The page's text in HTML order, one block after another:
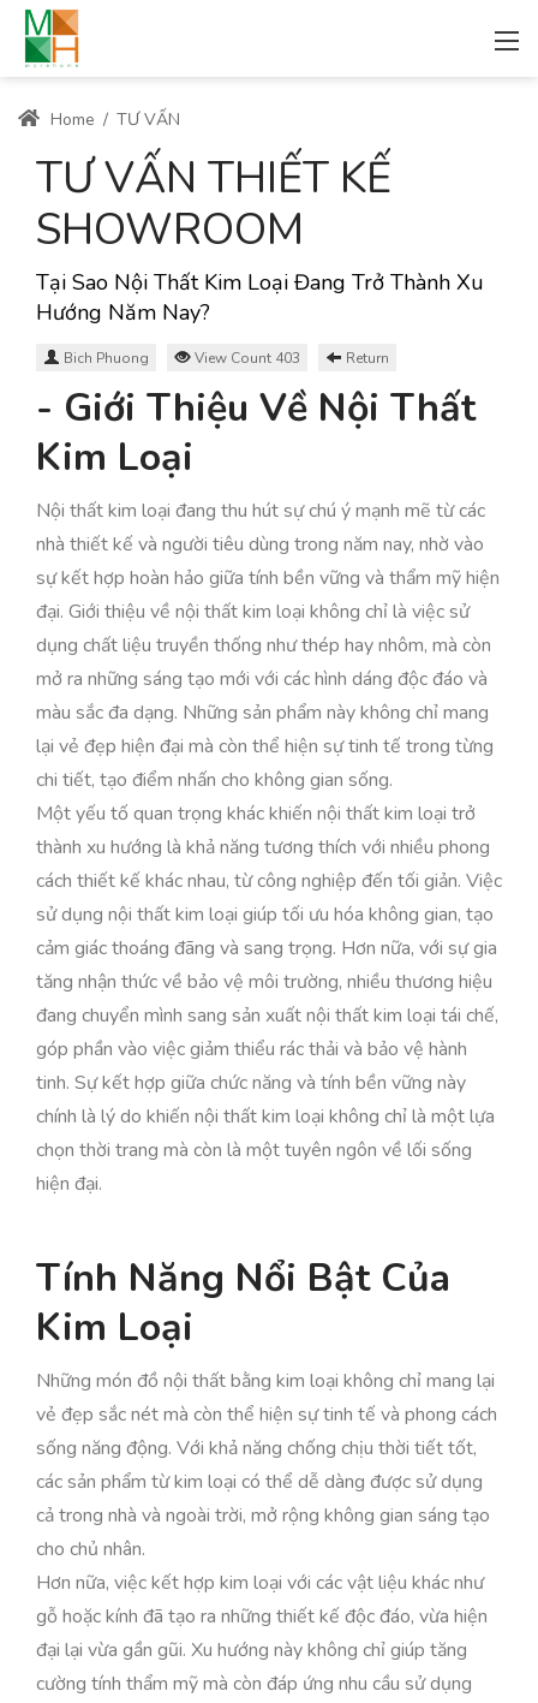
Home / TƯ VẤN
TƯ VẤN THIẾT KẾ
SHOWROOM
Tại Sao Nội Thất Kim Loại Đang Trở Thành Xu
Hướng Năm Nay?
Bich Phuong View Count 403 Return
- Giới Thiệu Về Nội Thất
Kim Loại
Nội thất kim loại đang thu hút sự chú ý mạnh mẽ từ các
nhà thiết kế và người tiêu dùng trong năm nay, nhờ vào
sự kết hợp hoàn hảo giữa tính bền vững và thẩm mỹ hiện
đại. Giới thiệu về nội thất kim loại không chỉ là việc sử
dụng chất liệu truyền thống như thép hay nhôm, mà còn
mở ra những sáng tạo mới với các hình dáng độc đáo và
màu sắc đa dạng. Những sản phẩm này không chỉ mang
lại vẻ đẹp hiện đại mà còn thể hiện sự tinh tế trong từng
chi tiết, tạo điểm nhấn cho không gian sống.
Một yếu tố quan trọng khác khiến nội thất kim loại trở
thành xu hướng là khả năng tương thích với nhiều phong
cách thiết kế khác nhau, từ công nghiệp đến tối giản. Việc
sử dụng nội thất kim loại giúp tối ưu hóa không gian, tạo
cảm giác thoáng đãng và sang trọng. Hơn nữa, với sự gia
tăng nhận thức về bảo vệ môi trường, nhiều thương hiệu
đang chuyển mình sang sản xuất nội thất kim loại tái chế,
góp phần vào việc giảm thiểu rác thải và bảo vệ hành
tinh. Sự kết hợp giữa chức năng và tính bền vững này
chính là lý do khiến nội thất kim loại không chỉ là một lựa
chọn thời trang mà còn là một tuyên ngôn về lối sống
hiện đại.
Tính Năng Nổi Bật Của
Kim Loại
Những món đồ nội thất bằng kim loại không chỉ mang lại
vẻ đẹp sắc nét mà còn thể hiện sự tinh tế và phong cách
sống năng động. Với khả năng chống chịu thời tiết tốt,
các sản phẩm từ kim loại có thể dễ dàng được sử dụng
cả trong nhà và ngoài trời, mở rộng không gian sáng tạo
cho chủ nhân.
Hơn nữa, việc kết hợp kim loại với các vật liệu khác như
gỗ hoặc kính đã tạo ra những thiết kế độc đáo, vừa hiện
đại lại vừa gần gũi. Xu hướng này không chỉ giúp tăng
cường tính thẩm mỹ mà còn đáp ứng nhu cầu sử dụng